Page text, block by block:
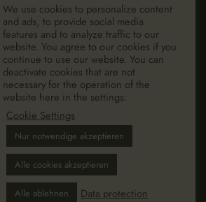
93 282
Freunde © 2022. ALL
We use cookies to personalize content
and ads, to provide social media
features and to analyze traffic to our
website. You agree to our cookies if you
continue to use our website. You can
deactivate cookies that are not
necessary for the operation of the
website here in the settings:
Cookie Settings
Nur notwendige akzeptieren
Alle cookies akzeptieren
Alle ablehnen Data protection